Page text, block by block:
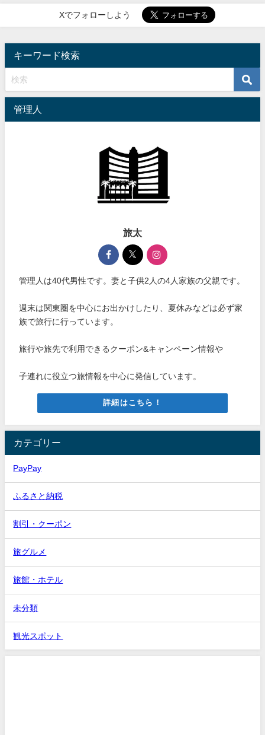
Xでフォローしよう
キーワード検索
管理人
旅太
管理人は40代男性です。妻と子供2人の4人家族の父親です。
週末は関東圏を中心にお出かけしたり、夏休みなどは必ず家
族で旅行に行っています。
旅行や旅先で利用できるクーポン&キャンペーン情報や
子連れに役立つ旅情報を中心に発信しています。
詳細はこちら！
カテゴリー
PayPay
ふるさと納税
割引・クーポン
旅グルメ
旅館・ホテル
未分類
観光スポット